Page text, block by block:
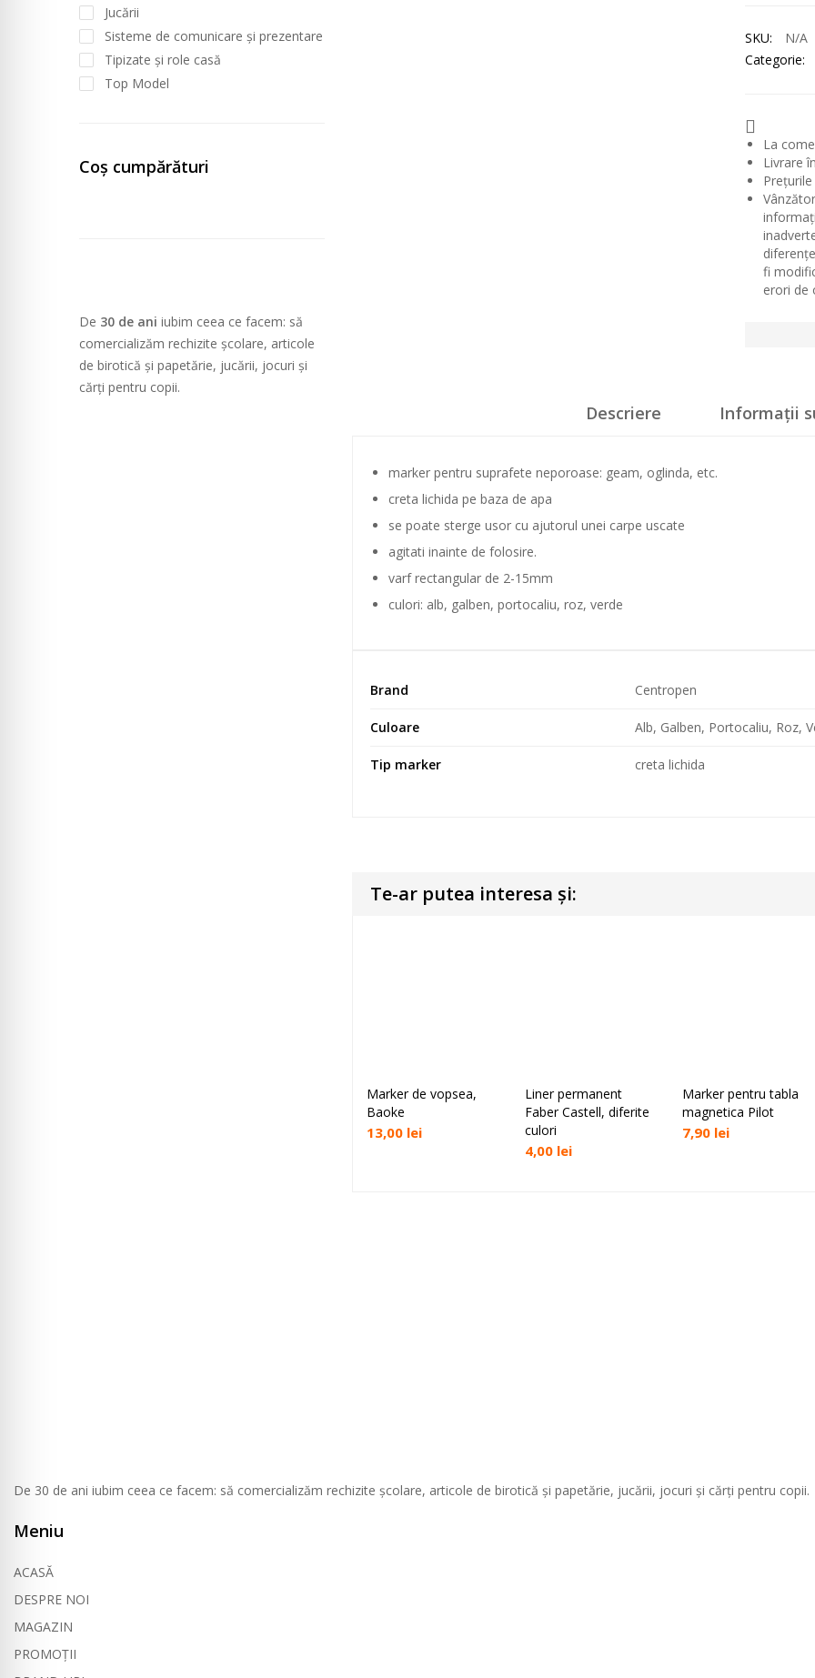
SKU:
N/A
Categorie:
La
Livrare
fi
erori de
Descriere Informații
marker pentru suprafete neporoase: geam, oglinda, etc.
creta lichida pe baza de apa
se poate sterge usor cu ajutorul unei carpe uscate
agitati inainte de folosire.
varf rectangular de 2-15mm
culori: alb, galben, portocaliu, roz, verde
Brand Centropen
Culoare Alb, Galben, Portocaliu, Roz,
Tip marker creta lichida
Te-ar putea interesa și:
Selectează opțiunile
Marker de vopsea,
Baoke
13,00 lei
Selectează opțiunile
Liner permanent
Faber Castell, diferite
culori
4,00 lei
Selectează opțiunile
Marker pentru tabla
magnetica Pilot
7,90 lei
Jucării
Sisteme de comunicare și prezentare
Tipizate și role casă
Top Model
Coș cumpărături
De 30 de ani iubim ceea ce facem: să
comercializăm rechizite școlare, articole
de birotică și papetărie, jucării, jocuri și
cărți pentru copii.
De 30 de ani iubim ceea ce facem: să comercializăm rechizite școlare, articole de birotică și papetărie, jucării, jocuri și cărți pentru copii.
Meniu
ACASĂ
DESPRE NOI
MAGAZIN
PROMOȚII